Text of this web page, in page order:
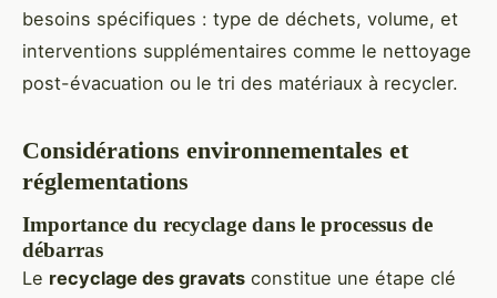
besoins spécifiques : type de déchets, volume, et
interventions supplémentaires comme le nettoyage
post-évacuation ou le tri des matériaux à recycler.
Considérations environnementales et
réglementations
Importance du recyclage dans le processus de
débarras
Le recyclage des gravats constitue une étape clé